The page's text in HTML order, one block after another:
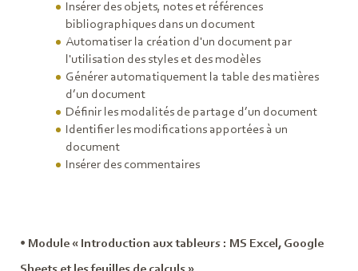
Insérer des objets, notes et références
bibliographiques dans un document
Automatiser la création d'un document par
l'utilisation des styles et des modèles
Générer automatiquement la table des matières
d’un document
Définir les modalités de partage d’un document
Identifier les modifications apportées à un
document
Insérer des commentaires
• Module « Introduction aux tableurs : MS Excel, Google